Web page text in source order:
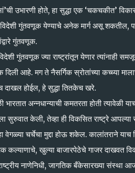
उभारणी होते, हा सुद्धा एक ‘चकचकीत’
गुंतवणूक येण्याचे अनेक मार्ग असू शकतील, पण
गुंतवणूक.
गुंतवणूक ज्या राष्ट्रांतून येणार त्यांनाही
दिली आहे. मग ते नैसर्गिक स्रोतांच्या कच्च्या
होईल, हे सुद्धा तितकेच खरे.
भारतात अन्नधान्याची कमतरता होती त्यावेळी
सुरुवात केली, तेव्हा ही विकसित राष्ट्रे
वेगळ्या चर्चेचा मुद्दा होऊ शकेल. कालांतराने
कल्याणाचे, खुल्या बाजारपेठेचे गाजर दाखवत
नाणेनिधी, जागतिक बँकेसारख्या संस्था